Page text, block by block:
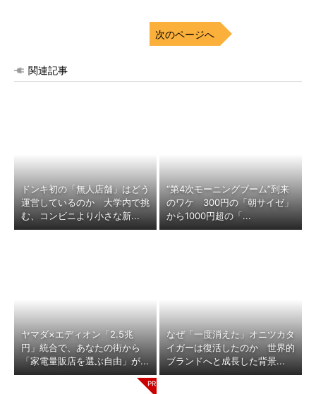
次のページへ
関連記事
ドンキ初の「無人店舗」はどう
運営しているのか 大学内で挑
む、コンビニより小さな新...
“第4次モーニングブーム”到来
のワケ 300円の「朝サイゼ」
から1000円超の「...
ヤマダ×エディオン「2.5兆
円」統合で、あなたの街から
「家電量販店を選ぶ自由」が...
なぜ「一度消えた」オニツカタ
イガーは復活したのか 世界的
ブランドへと成長した背景...